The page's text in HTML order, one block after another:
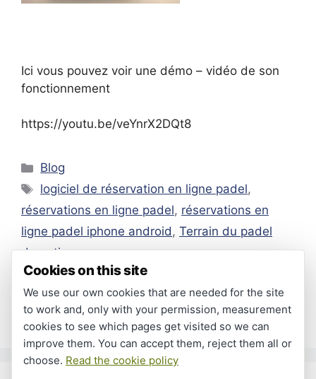
Ici vous pouvez voir une démo – vidéo de son
fonctionnement
https://youtu.be/veYnrX2DQt8
Categories
Blog
Tags
logiciel de réservation en ligne padel,
réservations en ligne padel, réservations en
ligne padel iphone android, Terrain du padel
domotiques
Nouveau gazon monofilament bouclée pour
les courts de padel
Que tipos de campos de padel existem?
Cookies on this site
We use our own cookies that are needed for the site
to work and, only with your permission, measurement
cookies to see which pages get visited so we can
improve them. You can accept them, reject them all or
choose. Read the cookie policy